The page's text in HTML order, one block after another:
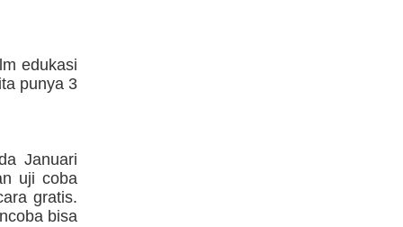
edukasi
punya 3
Januari
uji coba
gratis.
bisa